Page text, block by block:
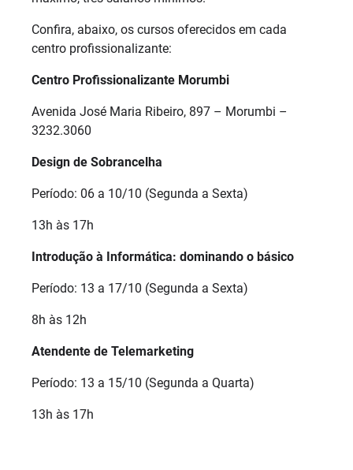
Confira, abaixo, os cursos oferecidos em cada
centro profissionalizante:
Centro Profissionalizante Morumbi
Avenida José Maria Ribeiro, 897 – Morumbi –
3232.3060
Design de Sobrancelha
Período: 06 a 10/10 (Segunda a Sexta)
13h às 17h
Introdução à Informática: dominando o básico
Período: 13 a 17/10 (Segunda a Sexta)
8h às 12h
Atendente de Telemarketing
Período: 13 a 15/10 (Segunda a Quarta)
13h às 17h